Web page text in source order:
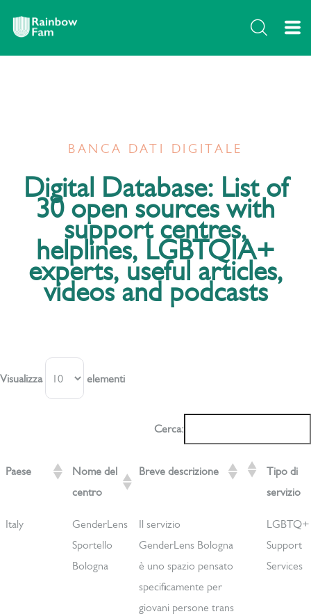
BANCA DATI DIGITALE
Digital Database: List of
30 open sources with
support centres,
helplines, LGBTQIA+
experts, useful articles,
videos and podcasts
Visualizza elementi
Cerca:
Paese
Nome del
centro
Breve descrizione
Tipo di
servizio
Paese
Nome del
centro
Breve descrizione
Tipo di
servizio
Italy
GenderLens
Sportello
Bologna
Il servizio
GenderLens Bologna
è uno spazio pensato
specificamente per
giovani persone trans
LGBTQ+
Support
Services